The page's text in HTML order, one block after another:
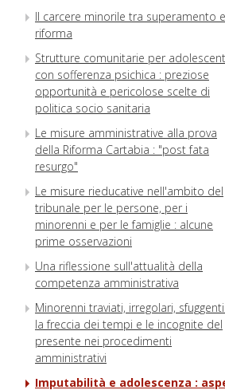
Il carcere minorile tra superamento e
riforma
Strutture comunitarie per
con sofferenza psichica : preziose
opportunità e pericolose scelte di
politica socio sanitaria
Le misure amministrative alla prova
della Riforma Cartabia : "post fata
resurgo"
Le misure rieducative nell'ambito del
tribunale per le persone, per i
minorenni e per le famiglie : alcune
prime osservazioni
Una riflessione sull'attualità della
competenza amministrativa
Minorenni traviati, irregolari,
la freccia dei tempi e le incognite del
presente nei procedimenti
amministrativi
Imputabilità e adolescenza :